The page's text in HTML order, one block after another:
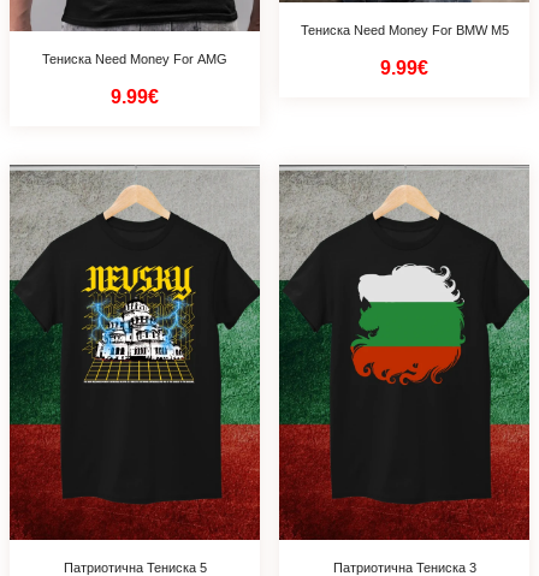
Тениска Need Money For AMG
9.99€
Тениска Need Money For BMW M5
9.99€
Патриотична Тениска 5 Патриотична Тениска 3